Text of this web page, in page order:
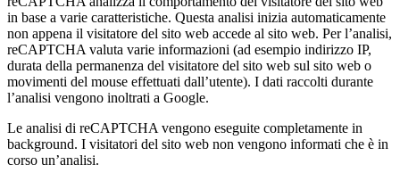
in base a varie caratteristiche. Questa analisi inizia automaticamente
non appena il visitatore del sito web accede al sito web. Per l’analisi,
reCAPTCHA valuta varie informazioni (ad esempio indirizzo IP,
durata della permanenza del visitatore del sito web sul sito web o
movimenti del mouse effettuati dall’utente). I dati raccolti durante
l’analisi vengono inoltrati a Google.
Le analisi di reCAPTCHA vengono eseguite completamente in
background. I visitatori del sito web non vengono informati che è in
corso un’analisi.